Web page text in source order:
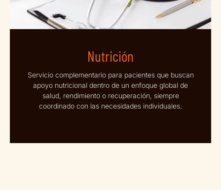
Nutrición
Servicio complementario para pacientes que buscan
apoyo nutricional dentro de un enfoque global de
salud, rendimiento o recuperación, siempre
coordinado con las necesidades individuales.